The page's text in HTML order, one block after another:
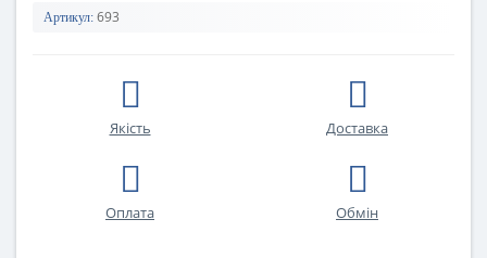
Артикул: 693
Якість Доставка
Оплата Oбмін